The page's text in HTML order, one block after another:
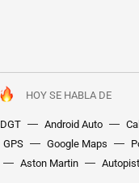
HOY SE HABLA DE
DGT Android Auto
GPS
Google Maps
Aston Martin